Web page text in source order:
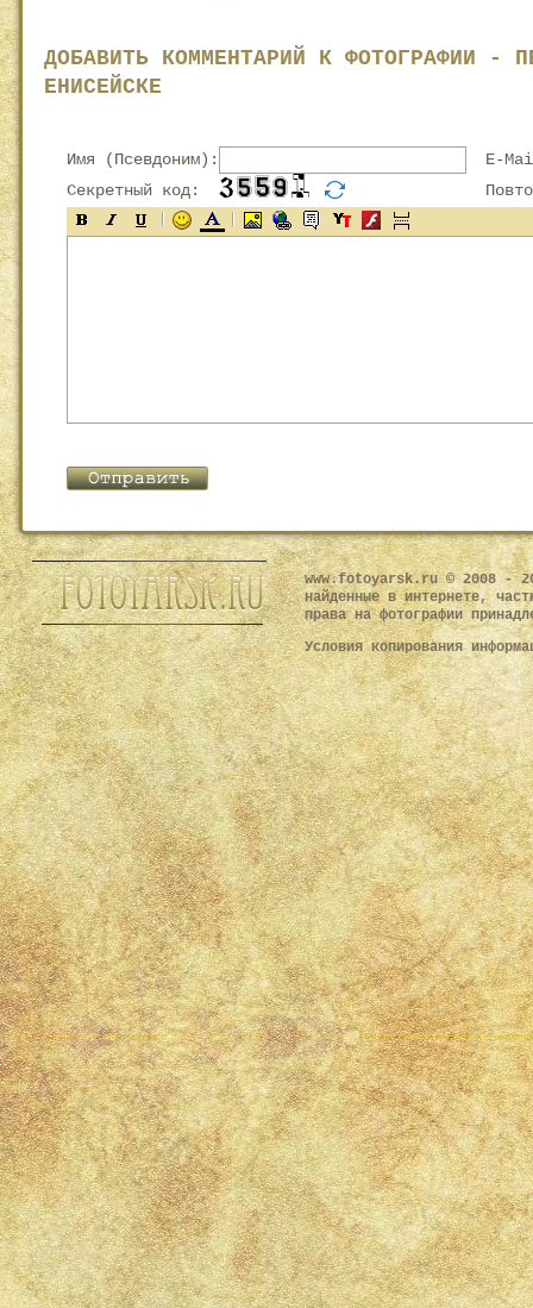
ДОБАВИТЬ КОММЕНТАРИЙ К ФОТОГРАФИИ -
ЕНИСЕЙСКЕ
Имя (Псевдоним):
E-
Секретный код:
www.fotoyarsk.ru © 2008 -
найденные в интернете,
права на фотографии
Условия копирования